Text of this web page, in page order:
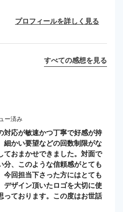
プロフィールを詳しく見る
すべての感想を見る
ー済み
対応が敏速かつ丁寧で好感が持
細かい要望などの回数制限がな
ておまかせできました。対面で
分、このような信頼感がとても
今回担当下さった方にはとても
デザイン頂いたロゴを大切に使
っております。この度はお世話